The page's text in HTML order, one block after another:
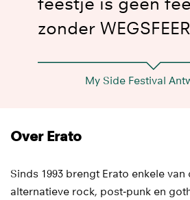
zonder
My Side Festival
Over Erato
Sinds 1993 brengt Erato enkele
alternatieve rock, post‑punk en